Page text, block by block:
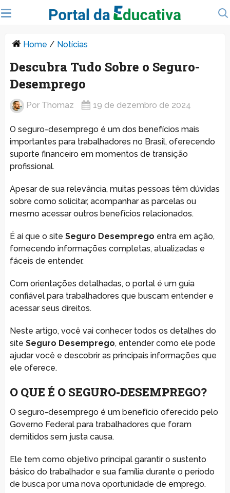
Home / Notícias
Descubra Tudo Sobre o Seguro-
Desemprego
Por Thomaz 19 de dezembro de 2024
O seguro-desemprego é um dos benefícios mais
importantes para trabalhadores no Brasil, oferecendo
suporte financeiro em momentos de transição
profissional.
Apesar de sua relevância, muitas pessoas têm dúvidas
sobre como solicitar, acompanhar as parcelas ou
mesmo acessar outros benefícios relacionados.
É aí que o site Seguro Desemprego entra em ação,
fornecendo informações completas, atualizadas e
fáceis de entender.
Com orientações detalhadas, o portal é um guia
confiável para trabalhadores que buscam entender e
acessar seus direitos.
Neste artigo, você vai conhecer todos os detalhes do
site Seguro Desemprego, entender como ele pode
ajudar você e descobrir as principais informações que
ele oferece.
O QUE É O SEGURO-DESEMPREGO?
O seguro-desemprego é um benefício oferecido pelo
Governo Federal para trabalhadores que foram
demitidos sem justa causa.
Ele tem como objetivo principal garantir o sustento
básico do trabalhador e sua família durante o período
de busca por uma nova oportunidade de emprego.